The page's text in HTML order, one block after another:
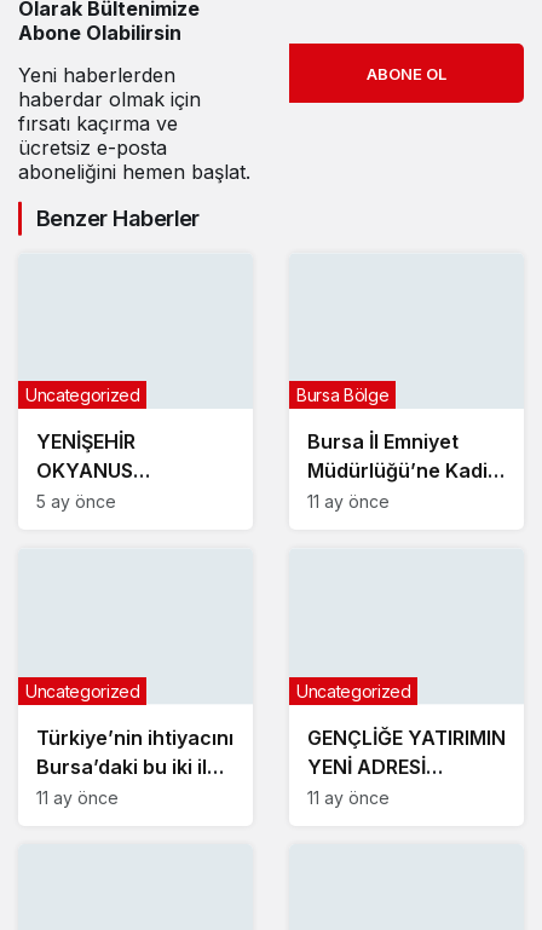
Olarak Bültenimize
Abone Olabilirsin
Yeni haberlerden
haberdar olmak için
fırsatı kaçırma ve
ücretsiz e-posta
aboneliğini hemen başlat.
ABONE OL
Benzer Haberler
YENİŞEHİR
OKYANUS
KOLEJİNDEN
Uncategorized
5 ay önce
Bursa İl Emniyet
Müdürlüğü’ne Kadir
Gökçe atandı
Bursa Bölge
11 ay önce
Türkiye’nin ihtiyacını
Bursa’daki bu iki ilçe
üretiyor
Uncategorized
11 ay önce
GENÇLİĞE YATIRIMIN
YENİ ADRESİ
KARACABEY
Uncategorized
11 ay önce